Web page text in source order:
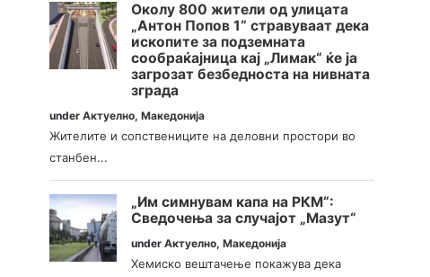
Околу 800 жители од улицата
„Антон Попов 1“ стравуваат дека
ископите за подземната
сообраќајница кај „Лимак“ ќе ја
загрозат безбедноста на нивната
зграда
underАктуелно,Македонија
Жителите и сопствениците на деловни простори во
станбен...
„Им симнувам капа на РКМ“:
Сведочења за случајот „Мазут“
underАктуелно,Македонија
Хемиско вештачење покажува дека